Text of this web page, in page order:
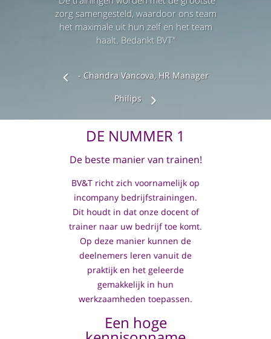
zorg samengesteld, waardoor ons team
het maximale uit hun zelf en het team
haalt. Bedankt BVT"
- Chandra Vancova, HR Manager
Philips
DE NUMMER 1
De beste manier van trainen!
BV&T richt zich voornamelijk op
incompany bedrijfstrainingen.
Dit houdt in dat onze docent of
trainer naar uw bedrijf toe komt.
Op deze manier kunnen de
deelnemers leren vanuit de
praktijk en het geleerde
gemakkelijk in hun
werkzaamheden toepassen.
Een hoge